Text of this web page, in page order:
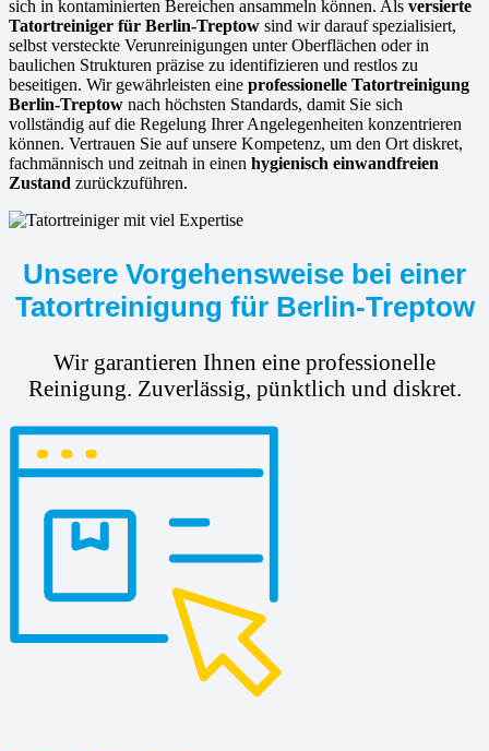
sich in kontaminierten Bereichen ansammeln können. Als versierte
Tatortreiniger für Berlin-Treptow sind wir darauf spezialisiert,
selbst versteckte Verunreinigungen unter Oberflächen oder in
baulichen Strukturen präzise zu identifizieren und restlos zu
beseitigen. Wir gewährleisten eine professionelle Tatortreinigung
Berlin-Treptow nach höchsten Standards, damit Sie sich
vollständig auf die Regelung Ihrer Angelegenheiten konzentrieren
können. Vertrauen Sie auf unsere Kompetenz, um den Ort diskret,
fachmännisch und zeitnah in einen hygienisch einwandfreien
Zustand zurückzuführen.
Unsere Vorgehensweise bei einer
Tatortreinigung für Berlin-Treptow
Wir garantieren Ihnen eine professionelle
Reinigung. Zuverlässig, pünktlich und diskret.